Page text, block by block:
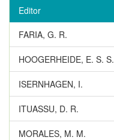
Editor
FARIA, G. R.
HOOGERHEIDE, E. S. S.
ISERNHAGEN, I.
ITUASSU, D. R.
MORALES, M. M.